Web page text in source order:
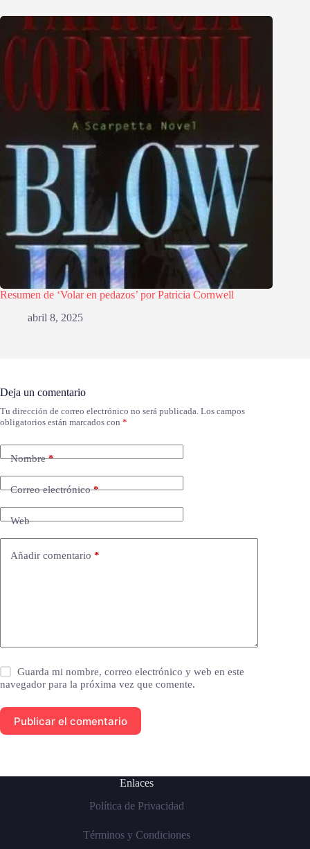
Resumen de ‘Volar en pedazos’ por Patricia Cornwell
abril 8, 2025
Deja un comentario
Tu dirección de correo electrónico no será publicada. Los campos
obligatorios están marcados con *
Nombre*
Correo electrónico*
Web
Añadir comentario *
Guarda mi nombre, correo electrónico y web en este
navegador para la próxima vez que comente.
Publicar el comentario
Enlaces
Política de Privacidad
Términos y Condiciones